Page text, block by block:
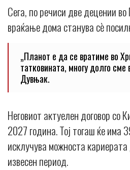
Сега, по речиси две децении
враќање дома станува сè
„Планот е да се вратиме во
татковината, многу долго сме
Дувњак.
Неговиот актуелен договор со
2027 година. Тој тогаш ќе има
исклучува можноста
извесен период.